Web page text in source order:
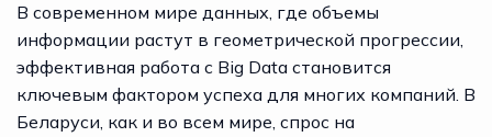
В современном мире данных, где объемы
информации растут в геометрической прогрессии,
эффективная работа с Big Data становится
ключевым фактором успеха для многих компаний. В
Беларуси, как и во всем мире, спрос на